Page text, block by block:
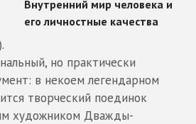
но практически
в некоем легендарном
творческий поединок
художником Дважды-